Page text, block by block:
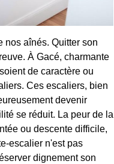
nos aînés. Quitter son
À Gacé, charmante
de caractère ou
Ces escaliers, bien
devenir
se réduit. La peur de la
ou descente difficile,
escalier n'est pas
dignement son